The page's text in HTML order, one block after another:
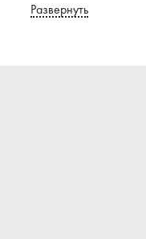
качество и
складе в
Развернуть